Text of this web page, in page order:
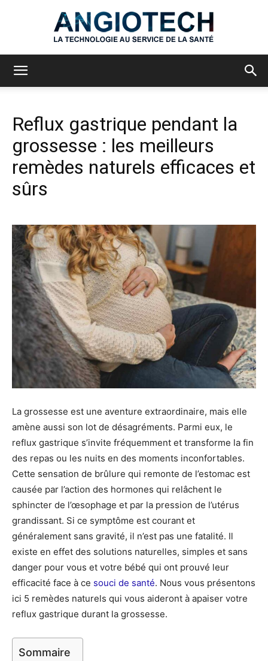
Reflux gastrique pendant la
grossesse : les meilleurs
remèdes naturels efficaces et
sûrs
La grossesse est une aventure extraordinaire, mais elle
amène aussi son lot de désagréments. Parmi eux, le
reflux gastrique s’invite fréquemment et transforme la fin
des repas ou les nuits en des moments inconfortables.
Cette sensation de brûlure qui remonte de l’estomac est
causée par l’action des hormones qui relâchent le
sphincter de l’œsophage et par la pression de l’utérus
grandissant. Si ce symptôme est courant et
généralement sans gravité, il n’est pas une fatalité. Il
existe en effet des solutions naturelles, simples et sans
danger pour vous et votre bébé qui ont prouvé leur
efficacité face à ce souci de santé. Nous vous présentons
ici 5 remèdes naturels qui vous aideront à apaiser votre
reflux gastrique durant la grossesse.
Sommaire